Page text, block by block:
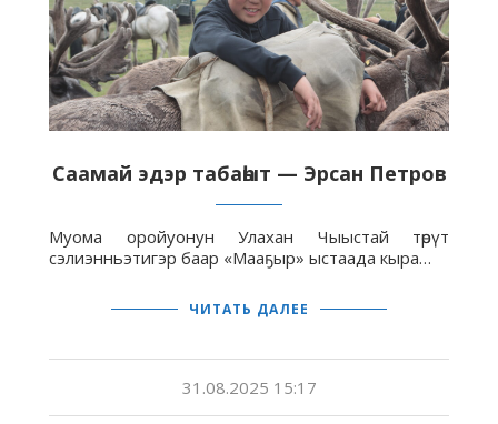
Саамай эдэр табаһыт — Эрсан Петров
Муома оройуонун Улахан Чыыстай төрүт
сэлиэнньэтигэр баар «Мааҕыр» ыстаада кыра…
ЧИТАТЬ ДАЛЕЕ
31.08.2025 15:17